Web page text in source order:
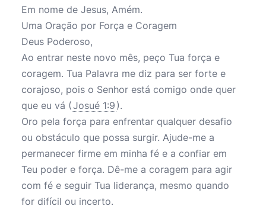
Em nome de Jesus, Amém.
Uma Oração por Força e Coragem
Deus Poderoso,
Ao entrar neste novo mês, peço Tua força e
coragem. Tua Palavra me diz para ser forte e
corajoso, pois o Senhor está comigo onde quer
que eu vá (Josué 1:9 ).
Oro pela força para enfrentar qualquer desafio
ou obstáculo que possa surgir. Ajude-me a
permanecer firme em minha fé e a confiar em
Teu poder e força. Dê-me a coragem para agir
com fé e seguir Tua liderança, mesmo quando
for difícil ou incerto.